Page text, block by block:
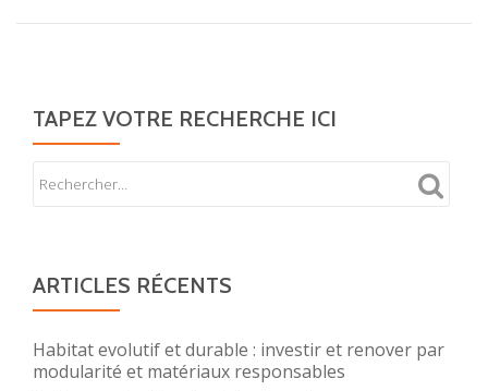
TAPEZ VOTRE RECHERCHE ICI
ARTICLES RÉCENTS
Habitat evolutif et durable : investir et renover par
modularité et matériaux responsables